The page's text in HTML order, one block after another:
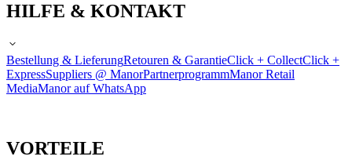
HILFE & KONTAKT
Bestellung & LieferungRetouren & GarantieClick + CollectClick +
ExpressSuppliers @ ManorPartnerprogrammManor Retail
MediaManor auf WhatsApp
VORTEILE